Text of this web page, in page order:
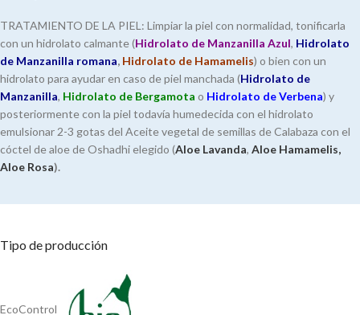
TRATAMIENTO DE LA PIEL: Limpiar la piel con normalidad, tonificarla
con un hidrolato calmante (Hidrolato de Manzanilla Azul, Hidrolato
de Manzanilla romana, Hidrolato de Hamamelis) o bien con un
hidrolato para ayudar en caso de piel manchada (Hidrolato de
Manzanilla, Hidrolato de Bergamota o Hidrolato de Verbena) y
posteriormente con la piel todavía humedecida con el hidrolato
emulsionar 2-3 gotas del Aceite vegetal de semillas de Calabaza con el
cóctel de aloe de Oshadhi elegido (Aloe Lavanda, Aloe Hamamelis,
Aloe Rosa).
Tipo de producción
EcoControl